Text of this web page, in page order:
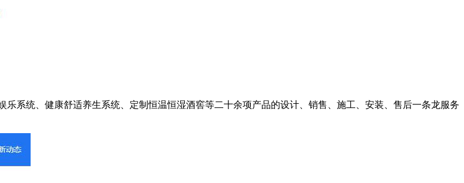
系统、健康舒适养生系统、定制恒温恒湿酒窖等二十余项产品的设计、销售、施工、安装、售后一条龙服务